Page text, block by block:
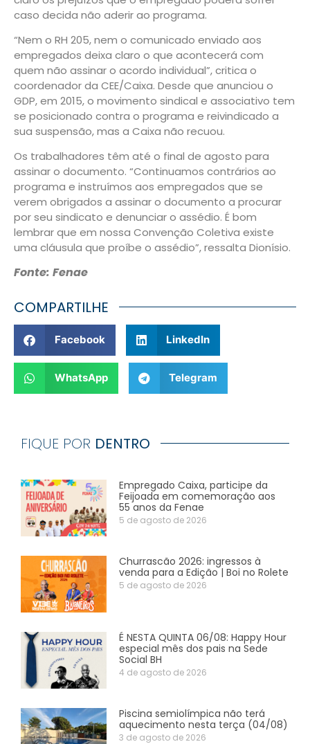
caso decida não aderir ao programa.
“Nem o RH 205, nem o comunicado enviado aos
empregados deixa claro o que acontecerá com
quem não assinar o acordo individual”, critica o
coordenador da CEE/Caixa. Desde que anunciou o
GDP, em 2015, o movimento sindical e associativo tem
se posicionado contra o programa e reivindicado a
sua suspensão, mas a Caixa não recuou.
Os trabalhadores têm até o final de agosto para
assinar o documento. “Continuamos contrários ao
programa e instruímos aos empregados que se
verem obrigados a assinar o documento a procurar
por seu sindicato e denunciar o assédio. É bom
lembrar que em nossa Convenção Coletiva existe
uma cláusula que proíbe o assédio”, ressalta Dionísio.
Fonte: Fenae
COMPARTILHE
Facebook LinkedIn
WhatsApp Telegram
FIQUE POR DENTRO
Empregado Caixa, participe da
Feijoada em comemoração aos
55 anos da Fenae
5 de agosto de 2026
Churrascão 2026: ingressos à
venda para a Edição | Boi no Rolete
5 de agosto de 2026
É NESTA QUINTA 06/08: Happy Hour
especial mês dos pais na Sede
Social BH
4 de agosto de 2026
Piscina semiolímpica não terá
aquecimento nesta terça (04/08)
3 de agosto de 2026